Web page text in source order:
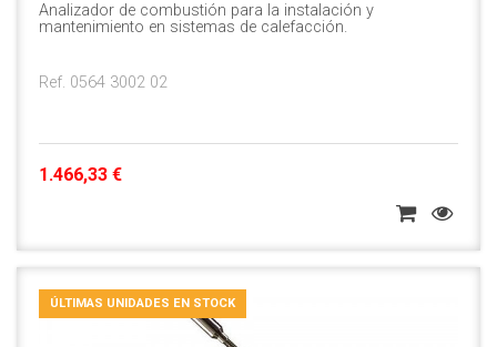
Analizador de combustión para la instalación y
mantenimiento en sistemas de calefacción.
Ref. 0564 3002 02
1.466,33 €
ÚLTIMAS UNIDADES EN STOCK